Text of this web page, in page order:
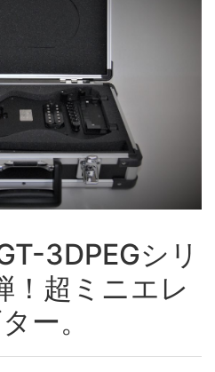
3DPEGシリ
！超ミニエレ
ー。